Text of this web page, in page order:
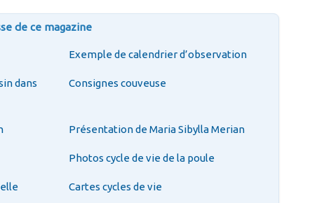
de ce magazine
Exemple de calendrier d’observation
dans
Consignes couveuse
Présentation de Maria Sibylla Merian
Photos cycle de vie de la poule
Cartes cycles de vie